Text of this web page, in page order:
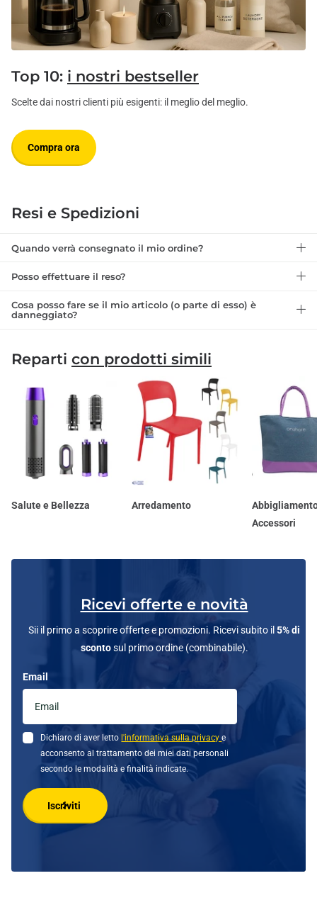
Top 10: i nostri bestseller
Scelte dai nostri clienti più esigenti: il meglio del meglio.
Compra ora
Resi e Spedizioni
Quando verrà consegnato il mio ordine?
Posso effettuare il reso?
Cosa posso fare se il mio articolo (o parte di esso) è
danneggiato?
Reparti con prodotti simili
Salute e Bellezza Arredamento
Accessori
Ricevi offerte e novità
Sii il primo a scoprire offerte e promozioni. Ricevi subito il5% di
scontosul primo ordine (combinabile).
Email
Dichiaro di aver letto l'informativa sulla privacye
acconsento al trattamento dei miei dati personali
secondo le modalità e finalità indicate.
Iscriviti